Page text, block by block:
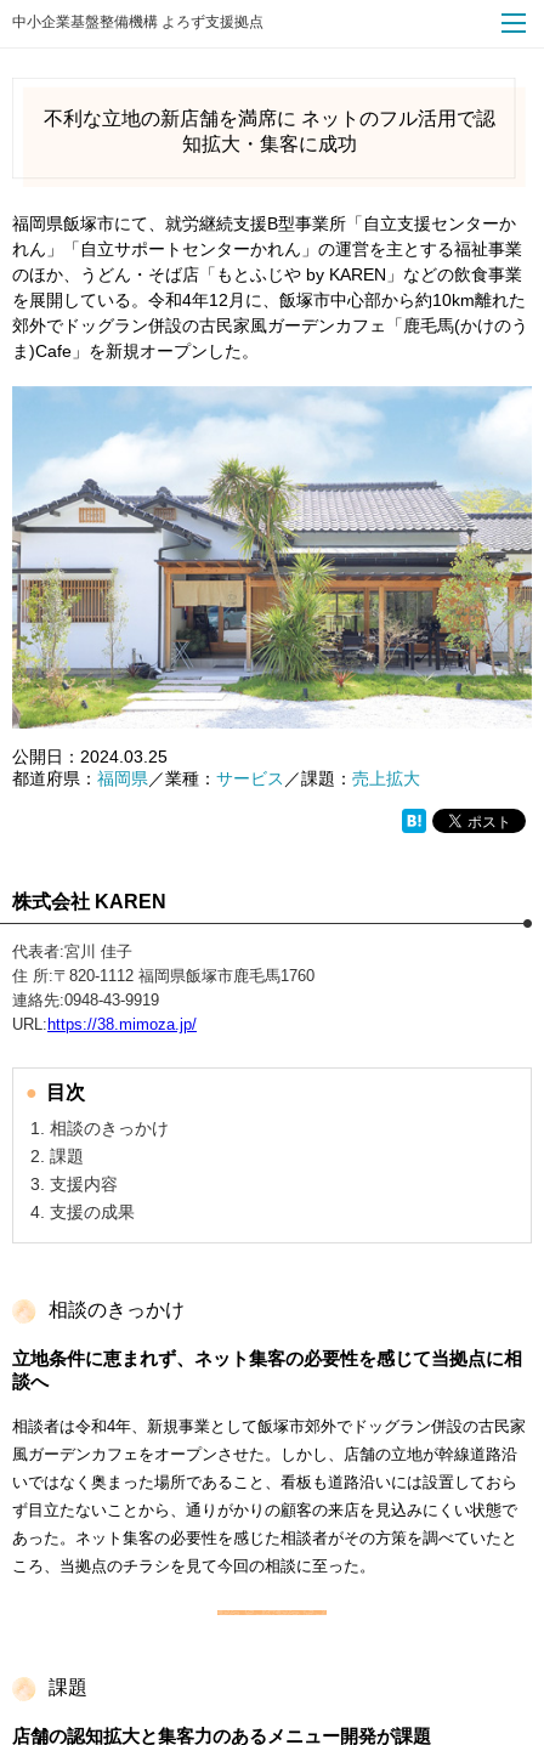
中小企業基盤整備機構 よろず支援拠点
不利な立地の新店舗を満席に ネットのフル活用で認
知拡大・集客に成功
福岡県飯塚市にて、就労継続支援B型事業所「自立支援センターか
れん」「自立サポートセンターかれん」の運営を主とする福祉事業
のほか、うどん・そば店「もとふじや by KAREN」などの飲食事業
を展開している。令和4年12月に、飯塚市中心部から約10km離れた
郊外でドッグラン併設の古民家風ガーデンカフェ「鹿毛馬(かけのう
ま)Cafe」を新規オープンした。
公開日： 2024.03.25
都道府県： 福岡県／業種： サービス ／課題： 売上拡大
株式会社 KAREN
代表者:宮川 佳子
住 所:〒820‐1112 福岡県飯塚市鹿毛馬1760
連絡先:0948-43-9919
URL: https://38.mimoza.jp/
目次
相談のきっかけ
課題
支援内容
支援の成果
相談のきっかけ
立地条件に恵まれず、ネット集客の必要性を感じて当拠点に相
談へ
相談者は令和4年、新規事業として飯塚市郊外でドッグラン併設の古民家
風ガーデンカフェをオープンさせた。しかし、店舗の立地が幹線道路沿
いではなく奥まった場所であること、看板も道路沿いには設置しておら
ず目立たないことから、通りがかりの顧客の来店を見込みにくい状態で
あった。ネット集客の必要性を感じた相談者がその方策を調べていたと
ころ、当拠点のチラシを見て今回の相談に至った。
課題
店舗の認知拡大と集客力のあるメニュー開発が課題